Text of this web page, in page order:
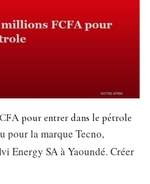
pour entrer dans le pétrole
pour la marque Tecno,
Energy SA à Yaoundé. Créer